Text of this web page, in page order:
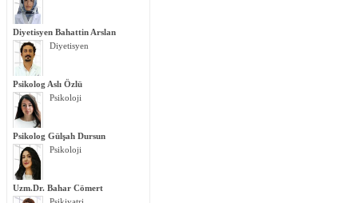
Diyetisyen Bahattin Arslan
Diyetisyen
Psikolog Aslı Özlü
Psikoloji
Psikolog Gülşah Dursun
Psikoloji
Uzm.Dr. Bahar Cömert